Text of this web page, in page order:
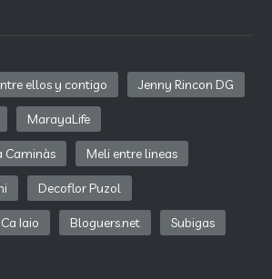
ellos y contigo Jenny Rincon DG
MarayaLife
Caminàs Meli entre lineas
Decoflor Puzol
Iaio Bloguers.net Subigas